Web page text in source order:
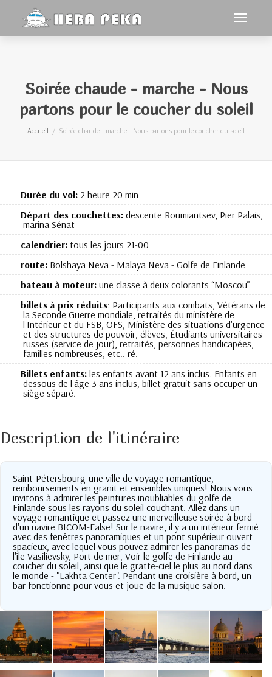
Soirée chaude - marche - Nous
partons pour le coucher du soleil
Accueil Soirée chaude - marche - Nous partons pour le coucher du soleil
Durée du vol: 2 heure 20 min
Départ des couchettes: descente Roumiantsev, Pier Palais,
marina Sénat
calendrier:tous les jours 21-00
route: Bolshaya Neva - Malaya Neva - Golfe de Finlande
bateau à moteur:une classe à deux colorants “Moscou”
billets à prix réduits: Participants aux combats, Vétérans de
la Seconde Guerre mondiale, retraités du ministère de
l'Intérieur et du FSB, OFS, Ministère des situations d'urgence
et des structures de pouvoir, élèves, Étudiants universitaires
russes (service de jour), retraités, personnes handicapées,
familles nombreuses, etc.. ré.
Billets enfants:les enfants avant 12 ans inclus. Enfants en
dessous de l'âge 3 ans inclus, billet gratuit sans occuper un
siège séparé.
Description de l'itinéraire
Saint-Pétersbourg-une ville de voyage romantique,
remboursements en granit et ensembles uniques! Nous vous
invitons à admirer les peintures inoubliables du golfe de
Finlande sous les rayons du soleil couchant. Allez dans un
voyage romantique et passez une merveilleuse soirée à bord
d'un navire BICOM-False! Sur le navire, il y a un intérieur fermé
avec des fenêtres panoramiques et un pont supérieur ouvert
spacieux, avec lequel vous pouvez admirer les panoramas de
l'île Vasilievsky, Port de mer, Voir le golfe de Finlande au
coucher du soleil, ainsi que le gratte-ciel le plus au nord dans
le monde - "Lakhta Center". Pendant une croisière à bord, un
bar fonctionne pour vous et joue de la musique salon.